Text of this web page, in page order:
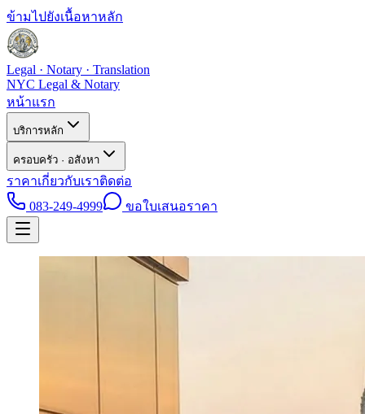
ข้ามไปยังเนื้อหาหลัก
Legal · Notary · Translation
NYC Legal & Notary
หน้าแรก
บริการหลัก
ครอบครัว · อสังหา
ราคาเกี่ยวกับเราติดต่อ
083-249-4999
ขอใบเสนอราคา